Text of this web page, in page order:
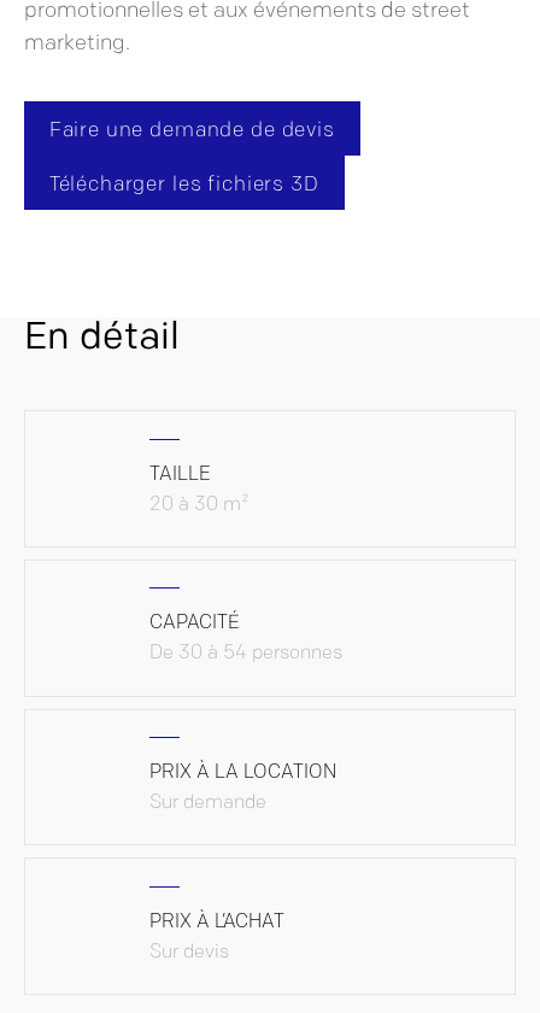
promotionnelles et aux événements de street
marketing.
Faire une demande de devis
Télécharger les fichiers 3D
En détail
TAILLE
20 à 30 m²
CAPACITÉ
De 30 à 54 personnes
PRIX À LA LOCATION
Sur demande
PRIX À L’ACHAT
Sur devis